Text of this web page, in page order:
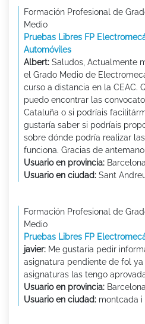
Formación Profesional de
Medio
Pruebas Libres FP
Automóviles
Albert: Saludos, Actualmente
el Grado Medio de
curso a distancia en la CEAC.
puedo encontrar las
Cataluña o si podríais
gustaría saber si podríais
sobre dónde podría realizar
funciona. Gracias de
Usuario en provincia: Barcelona
Usuario en ciudad: Sant
Formación Profesional de
Medio
Pruebas Libres FP
javier: Me gustaria pedir
asignatura pendiente de fol
asignaturas las tengo
Usuario en provincia: Barcelona
Usuario en ciudad: montcada i